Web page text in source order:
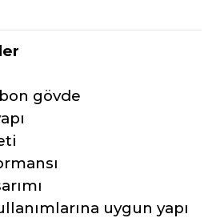
gövde
uygun yapı